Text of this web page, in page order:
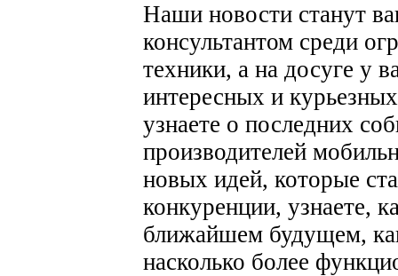
Наши новости станут
консультантом среди
техники, а на досуге у
интересных и
узнаете о последних
производителей
новых идей, которые
конкуренции, узнаете,
ближайшем будущем,
насколько более